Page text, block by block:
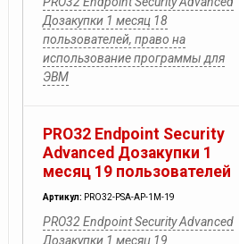
Дозакупки 1 месяц 18
пользователей, право на
использование программы для
ЭВМ
PRO32 Endpoint Security
Advanced Дозакупки 1
месяц 19 пользователей
Артикул: PRO32-PSA-AP-1M-19
PRO32 Endpoint Security Advanced
Дозакупки 1 месяц 19